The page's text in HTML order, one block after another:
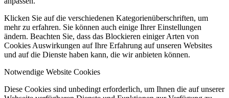
Klicken Sie auf die verschiedenen Kategorienüberschriften, um
mehr zu erfahren. Sie können auch einige Ihrer Einstellungen
ändern. Beachten Sie, dass das Blockieren einiger Arten von
Cookies Auswirkungen auf Ihre Erfahrung auf unseren Websites
und auf die Dienste haben kann, die wir anbieten können.
Notwendige Website Cookies
Diese Cookies sind unbedingt erforderlich, um Ihnen die auf unserer